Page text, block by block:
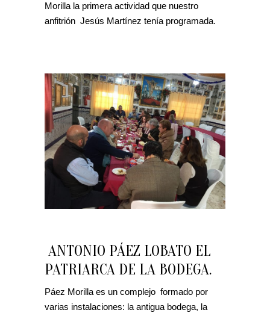
Morilla la primera actividad que nuestro
anfitrión Jesús Martínez tenía programada.
ANTONIO PÁEZ LOBATO EL
PATRIARCA DE LA BODEGA.
Páez Morilla es un complejo formado por
varias instalaciones: la antigua bodega, la